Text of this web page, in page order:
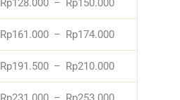
Rp128.000 – Rp150.000
Rp161.000 – Rp174.000
Rp191.500 – Rp210.000